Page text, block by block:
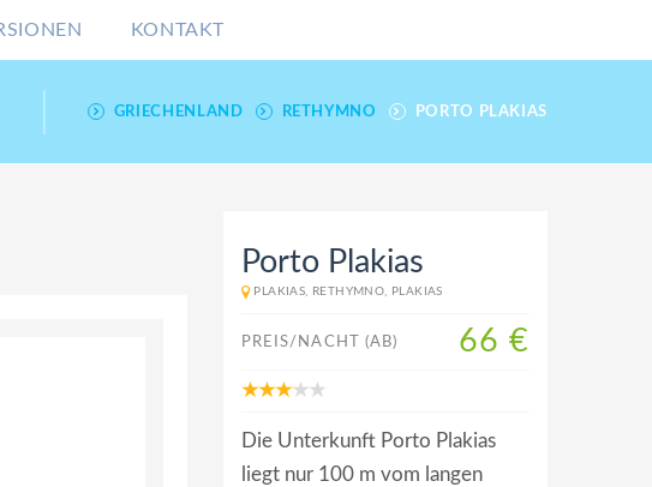
KONTAKT
GRIECHENLAND RETHYMNO PORTO PLAKIAS
Porto Plakias
PLAKIAS, RETHYMNO, PLAKIAS
PREIS/NACHT (AB) 66 €
Die Unterkunft Porto Plakias
liegt nur 100 m vom langen